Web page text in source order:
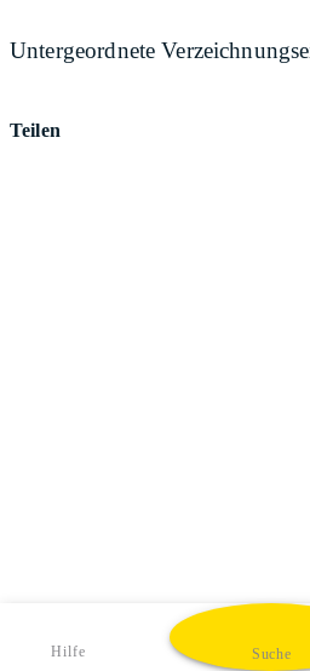
Untergeordnete
Teilen
Hilfe Suche